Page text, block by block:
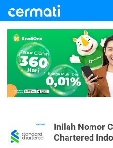
Inilah Nomor
Chartered